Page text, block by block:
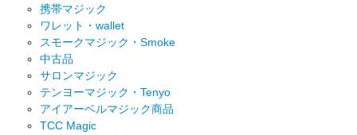
携帯マジック
ワレット・wallet
スモークマジック・Smoke
中古品
サロンマジック
テンヨーマジック・Tenyo
アイアーベルマジック商品
TCC Magic